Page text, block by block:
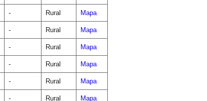
- Rural Mapa
- Rural Mapa
- Rural Mapa
- Rural Mapa
- Rural Mapa
- Rural Mapa